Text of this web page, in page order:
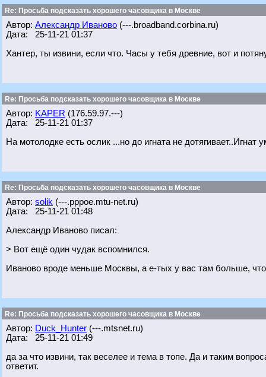
Re: Просьба подсказать хорошего часовщика в Москве
Автор: Александр Иваново (---.broadband.corbina.ru)
Дата: 25-11-21 01:37
Хантер, ты извини, если что. Часы у тебя древние, вот и
Re: Просьба подсказать хорошего часовщика в Москве
Автор: KAPER (176.59.97.---)
Дата: 25-11-21 01:37
На мотолодке есть ослик ...но до игната не дотягивает..Игнат
Re: Просьба подсказать хорошего часовщика в Москве
Автор: solik (---.pppoe.mtu-net.ru)
Дата: 25-11-21 01:48
Александр Иваново писал:
> Вот ещё один чудак вспомнился.
Иваново вроде меньше Москвы, а е-тых у вас там больше,
Re: Просьба подсказать хорошего часовщика в Москве
Автор: Duck_Hunter (---.mtsnet.ru)
Дата: 25-11-21 01:49
да за что извини, так веселее и тема в топе. Да и таким
ответит.